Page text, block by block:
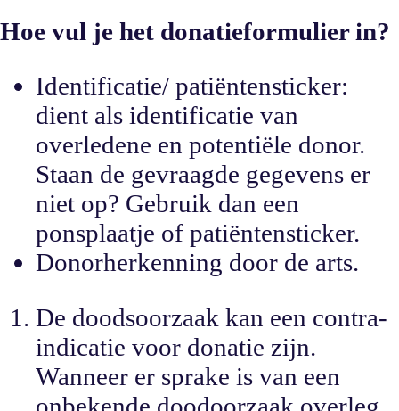
Hoe vul je het donatieformulier in?
Identificatie/ patiëntensticker:
dient als identificatie van
overledene en potentiële donor.
Staan de gevraagde gegevens er
niet op? Gebruik dan een
ponsplaatje of patiëntensticker.
Donorherkenning door de arts.
De doodsoorzaak kan een contra-
indicatie voor donatie zijn.
Wanneer er sprake is van een